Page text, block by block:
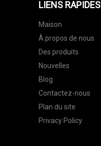
LIENS RAPIDES
Maison
À propos de nous
Des produits
Nouvelles
Blog
Contactez-nous
Plan du site
Privacy Policy